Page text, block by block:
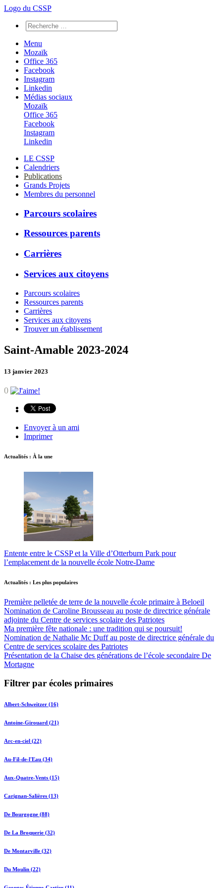
Logo du CSSP
Menu
Mozaïk
Office 365
Facebook
Instagram
Linkedin
Médias sociaux
Mozaïk
Office 365
Facebook
Instagram
Linkedin
LE CSSP
Calendriers
Publications
Grands Projets
Membres du personnel
Parcours scolaires
Ressources parents
Carrières
Services aux citoyens
Parcours scolaires
Ressources parents
Carrières
Services aux citoyens
Trouver un établissement
Saint-Amable 2023-2024
13 janvier 2023
0
Envoyer à un ami
Imprimer
Actualités : À la une
Entente entre le CSSP et la Ville d’Otterburn Park pour
l’emplacement de la nouvelle école Notre-Dame
Actualités : Les plus populaires
Première pelletée de terre de la nouvelle école primaire à Beloeil
Nomination de Caroline Brousseau au poste de directrice générale
adjointe du Centre de services scolaire des Patriotes
Ma première fête nationale : une tradition qui se poursuit!
Nomination de Nathalie Mc Duff au poste de directrice générale du
Centre de services scolaire des Patriotes
Présentation de la Chaise des générations de l’école secondaire De
Mortagne
Filtrer par écoles primaires
Albert-Schweitzer (16)
Antoine-Girouard (21)
Arc-en-ciel (22)
Au-Fil-de-l'Eau (34)
Aux-Quatre-Vents (15)
Carignan-Salières (13)
De Bourgogne (88)
De La Broquerie (32)
De Montarville (32)
Du Moulin (22)